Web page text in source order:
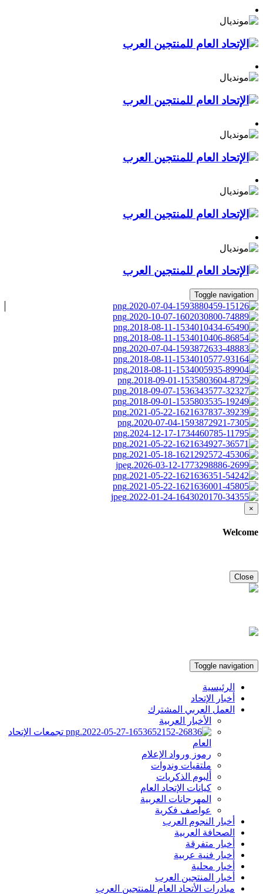
Toggle navigation
×
Welcome
Close
Toggle navigation
الرئيسية
أخبار الإتحاد
العمل العربي المشترك
الأخبار العربية
تجمعات الإتحاد
العام
رموز ورواد الإعلام
ملتقيات وندوات
ألبوم الذكريات
كيانات الإتحاد العام
المهرجانات العربية
عواصف فكرية
أخبار النجوم العرب
الصحافة العربية
أخبار متفرقة
أخبار فنية عربية
أخبار محلية
أخبار المنتجين العرب
مبادرات الأتحاد العام للمنتجين العرب